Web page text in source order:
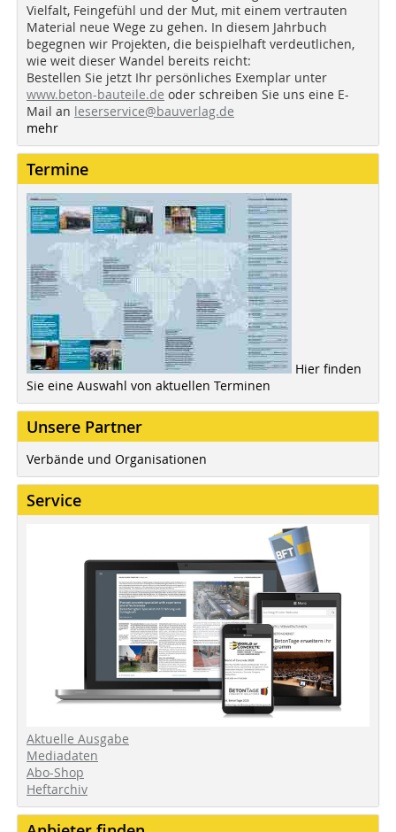
Vielfalt, Feingefühl und der Mut, mit einem vertrauten
Material neue Wege zu gehen. In diesem Jahrbuch
begegnen wir Projekten, die beispielhaft verdeutlichen,
wie weit dieser Wandel bereits reicht:
Bestellen Sie jetzt Ihr persönliches Exemplar unter
www.beton-bauteile.de oder schreiben Sie uns eine E-
Mail an leserservice@bauverlag.de
mehr
Termine
Hier finden
Sie eine Auswahl von aktuellen Terminen
Unsere Partner
Verbände und Organisationen
Service
Aktuelle Ausgabe
Mediadaten
Abo-Shop
Heftarchiv